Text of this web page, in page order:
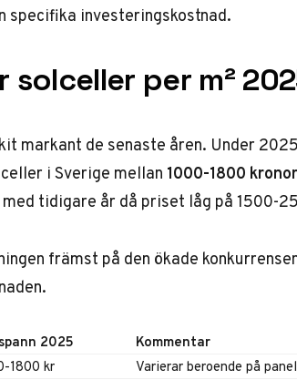
specifika investeringskostnad.
per m²
markant de senaste åren. Under
i Sverige mellan 1000-1800
tidigare år då priset låg på 1500-
främst på den ökade
2025
Kommentar
1800 kr
Varierar beroende på